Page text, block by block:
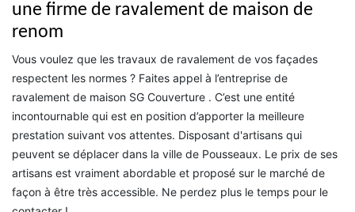
une firme de ravalement de maison de
renom
Vous voulez que les travaux de ravalement de vos façades
respectent les normes ? Faites appel à l’entreprise de
ravalement de maison SG Couverture . C’est une entité
incontournable qui est en position d’apporter la meilleure
prestation suivant vos attentes. Disposant d'artisans qui
peuvent se déplacer dans la ville de Pousseaux. Le prix de ses
artisans est vraiment abordable et proposé sur le marché de
façon à être très accessible. Ne perdez plus le temps pour le